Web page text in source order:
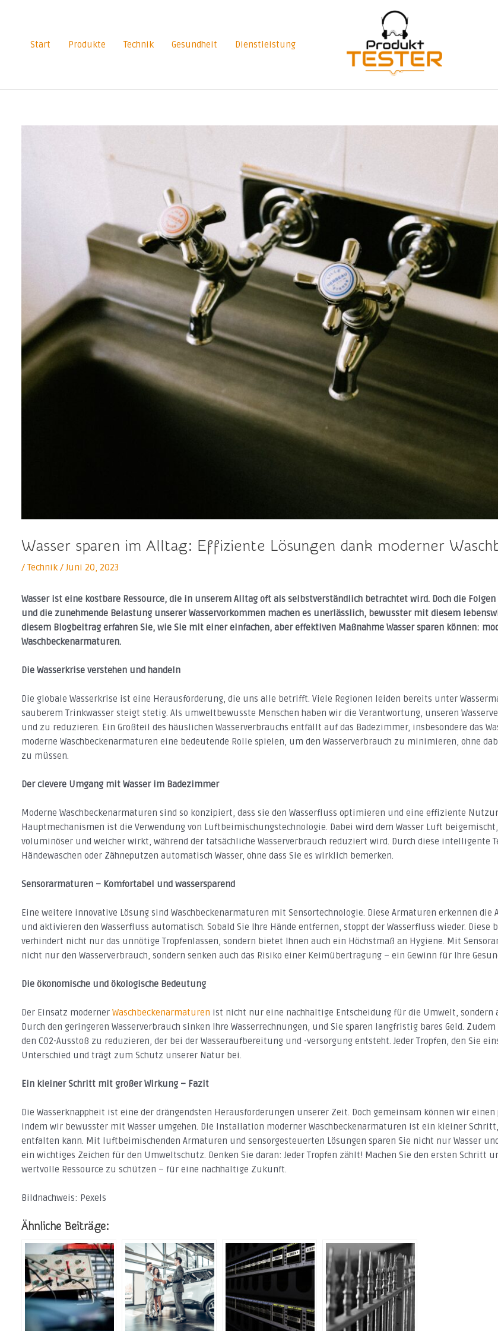
Start
Produkte Technik Gesundheit Dienstleistung
Wasser sparen im Alltag: Effiziente Lösungen dank moderner
/Technik/Juni 20, 2023
Wasser ist eine kostbare Ressource, die in unserem Alltag oft als selbstverständlich betrachtet wird. Doch die
und die zunehmende Belastung unserer Wasservorkommen machen es unerlässlich, bewusster mit diesem
diesem Blogbeitrag erfahren Sie, wie Sie mit einer einfachen, aber effektiven Maßnahme Wasser sparen können:
Waschbeckenarmaturen.
Die Wasserkrise verstehen und handeln
Die globale Wasserkrise ist eine Herausforderung, die uns alle betrifft. Viele Regionen leiden bereits unter
sauberem Trinkwasser steigt stetig. Als umweltbewusste Menschen haben wir die Verantwortung, unseren
und zu reduzieren. Ein Großteil des häuslichen Wasserverbrauchs entfällt auf das Badezimmer, insbesondere das
moderne Waschbeckenarmaturen eine bedeutende Rolle spielen, um den Wasserverbrauch zu minimieren, ohne
zu müssen.
Der clevere Umgang mit Wasser im Badezimmer
Moderne Waschbeckenarmaturen sind so konzipiert, dass sie den Wasserfluss optimieren und eine effiziente
Hauptmechanismen ist die Verwendung von Luftbeimischungstechnologie. Dabei wird dem Wasser Luft beigemischt,
voluminöser und weicher wirkt, während der tatsächliche Wasserverbrauch reduziert wird. Durch diese intelligente
Händewaschen oder Zähneputzen automatisch Wasser, ohne dass Sie es wirklich bemerken.
Sensorarmaturen – Komfortabel und wassersparend
Eine weitere innovative Lösung sind Waschbeckenarmaturen mit Sensortechnologie. Diese Armaturen erkennen die
und aktivieren den Wasserfluss automatisch. Sobald Sie Ihre Hände entfernen, stoppt der Wasserfluss wieder. Diese
verhindert nicht nur das unnötige Tropfenlassen, sondern bietet Ihnen auch ein Höchstmaß an Hygiene. Mit
nicht nur den Wasserverbrauch, sondern senken auch das Risiko einer Keimübertragung – ein Gewinn für Ihre
Die ökonomische und ökologische Bedeutung
Der Einsatz moderner Waschbeckenarmaturen ist nicht nur eine nachhaltige Entscheidung für die Umwelt, sondern
Durch den geringeren Wasserverbrauch sinken Ihre Wasserrechnungen, und Sie sparen langfristig bares Geld.
den CO2-Ausstoß zu reduzieren, der bei der Wasseraufbereitung und -versorgung entsteht. Jeder Tropfen, den Sie
Unterschied und trägt zum Schutz unserer Natur bei.
Ein kleiner Schritt mit großer Wirkung – Fazit
Die Wasserknappheit ist eine der drängendsten Herausforderungen unserer Zeit. Doch gemeinsam können wir
indem wir bewusster mit Wasser umgehen. Die Installation moderner Waschbeckenarmaturen ist ein kleiner
entfalten kann. Mit luftbeimischenden Armaturen und sensorgesteuerten Lösungen sparen Sie nicht nur Wasser
ein wichtiges Zeichen für den Umweltschutz. Denken Sie daran: Jeder Tropfen zählt! Machen Sie den ersten Schritt
wertvolle Ressource zu schützen – für eine nachhaltige Zukunft.
Bildnachweis: Pexels
Ähnliche Beiträge: